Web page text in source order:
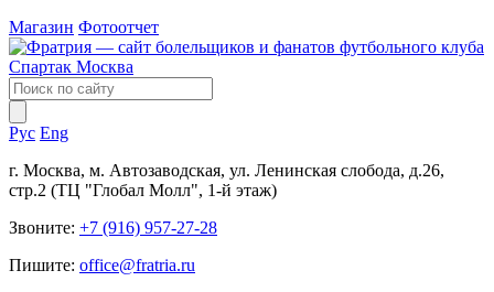
Магазин Фотоотчет
Рус Eng
г. Москва, м. Автозаводская, ул. Ленинская слобода, д.26,
стр.2 (ТЦ "Глобал Молл", 1-й этаж)
Звоните: +7 (916) 957-27-28
Пишите: office@fratria.ru